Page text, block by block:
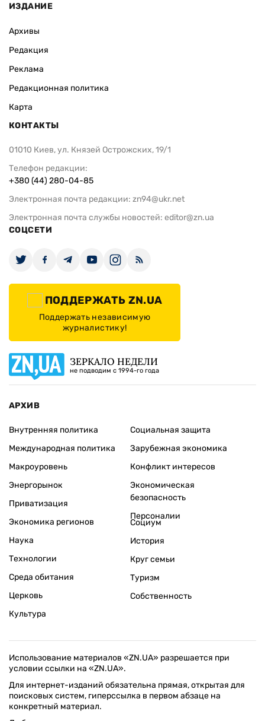
ИЗДАНИЕ
Архивы
Редакция
Реклама
Редакционная политика
Карта
КОНТАКТЫ
01010 Киев, ул. Князей Острожских, 19/1
Телефон редакции:
+380 (44) 280-04-85
Электронная почта редакции: zn94@ukr.net
Электронная почта службы новостей: editor@zn.ua
СОЦСЕТИ
ПОДДЕРЖАТЬ ZN.UA
Поддержать независимую
журналистику!
ЗЕРКАЛО НЕДЕЛИ
не подводим с 1994-го года
АРХИВ
Внутренняя политика
Международная политика
Макроуровень
Энергорынок
Приватизация
Экономика регионов
Социальная защита
Зарубежная экономика
Конфликт интересов
Экономическая
безопасность
Персоналии
Наука
Технологии
Среда обитания
Церковь
Культура
Социум
История
Круг семьи
Туризм
Собственность
Использование материалов «ZN.UA» разрешается при
условии ссылки на «ZN.UA».
Для интернет-изданий обязательна прямая, открытая для
поисковых систем, гиперссылка в первом абзаце на
конкретный материал.